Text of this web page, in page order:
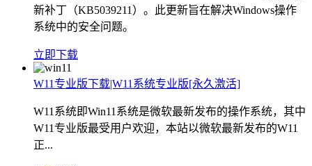
新补丁（KB5039211）。此更新旨在解决Windows操作
系统中的安全问题。
立即下载
W11专业版下载|W11系统专业版[永久激活]
W11系统即Win11系统是微软最新发布的操作系统，其中
W11专业版最受用户欢迎，本站以微软最新发布的W11
正...